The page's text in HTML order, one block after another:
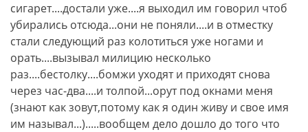
сигарет....достали уже....я выходил им говорил чтоб
убирались отсюда...они не поняли....и в отместку
стали следующий раз колотиться уже ногами и
орать....вызывал милицию несколько
раз....бестолку....бомжи уходят и приходят снова
через час-два....и толпой...орут под окнами меня
(знают как зовут,потому как я один живу и свое имя
им называл...).....вообщем дело дошло до того что